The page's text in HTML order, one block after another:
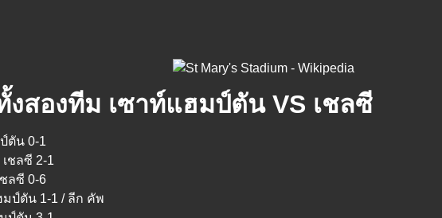
สองทีม เซาท์แฮมป์ตัน VS เชลซี
ตัน 0-1
ชลซี 2-1
ลซี 0-6
มป์ตัน 1-1 / ลีก คัพ